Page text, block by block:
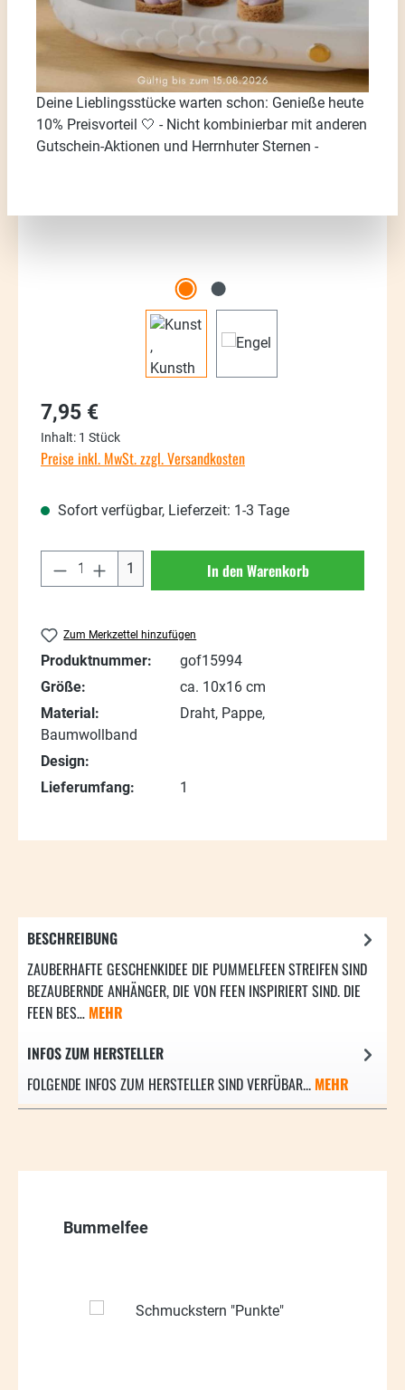
Bildergalerie überspringen
Regulärer Preis:
7,95 €
Inhalt: 1 Stück
Preise inkl. MwSt. zzgl. Versandkosten
Sofort verfügbar, Lieferzeit: 1-3 Tage
Produkt Anzahl: Gib den gewünschten
1 In den Warenkorb
Zum Merkzettel hinzufügen
Produktnummer:
gof15994
Größe:
ca. 10x16 cm
Material:
Draht, Pappe,
Baumwollband
Design:
Lieferumfang:
1
BESCHREIBUNG
ZAUBERHAFTE GESCHENKIDEE DIE PUMMELFEEN STREIFEN SIND
BEZAUBERNDE ANHÄNGER, DIE VON FEEN INSPIRIERT SIND. DIE
FEEN BES… MEHR
INFOS ZUM HERSTELLER
FOLGENDE INFOS ZUM HERSTELLER SIND VERFÜBAR... MEHR
Produktgalerie überspringen
Bummelfee
Deine Lieblingsstücke warten schon: Genieße heute
10% Preisvorteil 🤍 - Nicht kombinierbar mit anderen
Gutschein-Aktionen und Herrnhuter Sternen -